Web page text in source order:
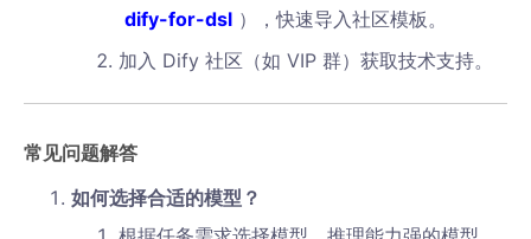
dify-for-dsl ），快速导入社区模板。
加入 Dify 社区（如 VIP 群）获取技术支持。
常见问题解答
如何选择合适的模型？